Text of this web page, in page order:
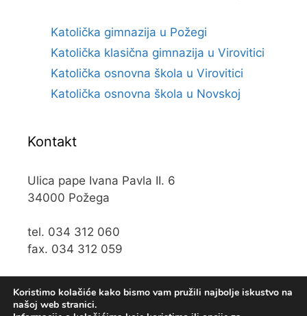
Katolička gimnazija u Požegi
Katolička klasična gimnazija u Virovitici
Katolička osnovna škola u Virovitici
Katolička osnovna škola u Novskoj
Kontakt
Ulica pape Ivana Pavla II. 6
34000 Požega
tel. 034 312 060
fax. 034 312 059
Koristimo kolačiće kako bismo vam pružili najbolje iskustvo na
našoj web stranici.